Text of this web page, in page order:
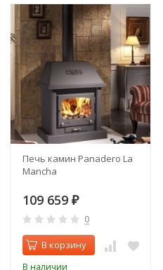
Печь камин Panadero La
Mancha
109 659 ₽
0
В корзину
В наличии